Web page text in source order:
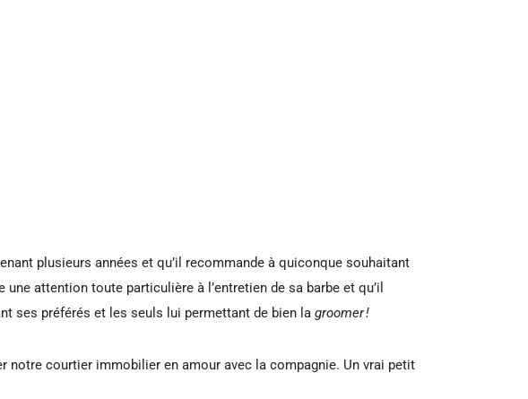
plusieurs années et qu’il recommande à quiconque souhaitant
attention toute particulière à l’entretien de sa barbe et qu’il
ses préférés et les seuls lui permettant de bien la groomer !
notre courtier immobilier en amour avec la compagnie. Un vrai petit